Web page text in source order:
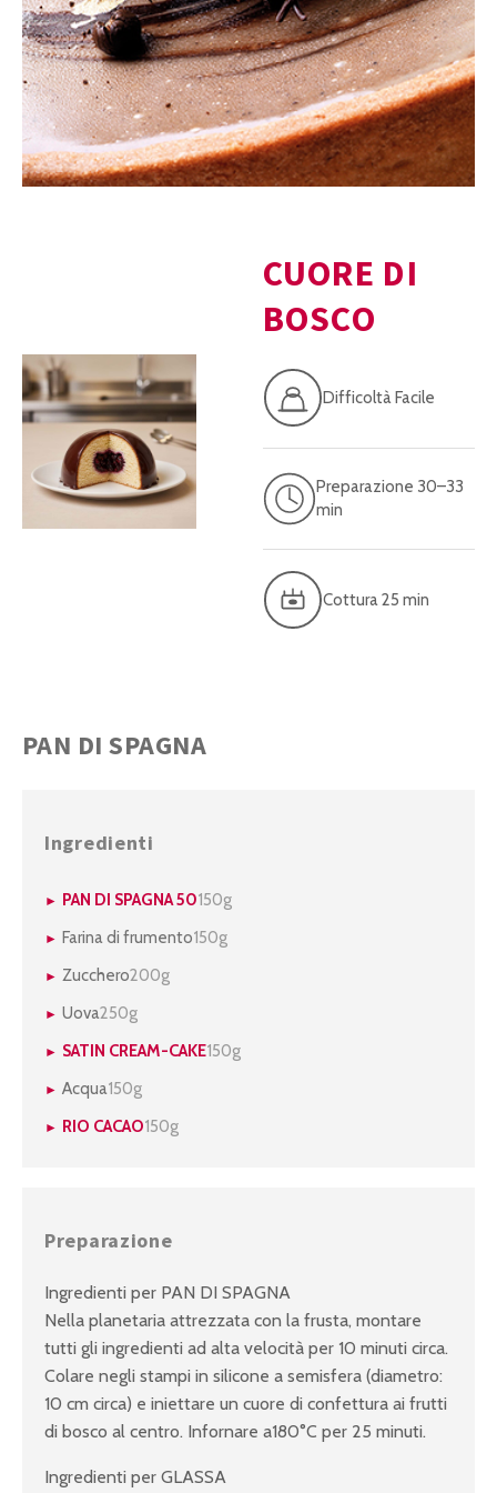
CUORE DI
BOSCO
Difficoltà Facile
Preparazione 30–33
min
Cottura 25 min
PAN DI SPAGNA
Ingredienti
PAN DI SPAGNA 50150g
Farina di frumento150g
Zucchero200g
Uova250g
SATIN CREAM-CAKE150g
Acqua150g
RIO CACAO150g
Preparazione
Ingredienti per PAN DI SPAGNA
Nella planetaria attrezzata con la frusta, montare
tutti gli ingredienti ad alta velocità per 10 minuti circa.
Colare negli stampi in silicone a semisfera (diametro:
10 cm circa) e iniettare un cuore di confettura ai frutti
di bosco al centro. Infornare a180°C per 25 minuti.
Ingredienti per GLASSA